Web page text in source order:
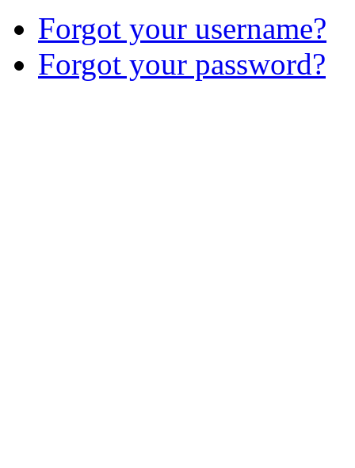
Forgot your username?
Forgot your password?